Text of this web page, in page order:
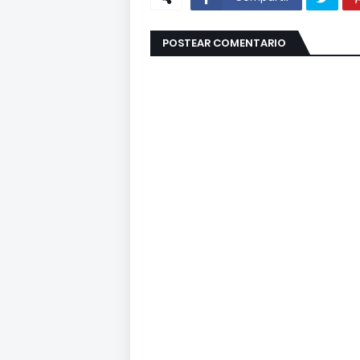
POSTEAR COMENTARIO